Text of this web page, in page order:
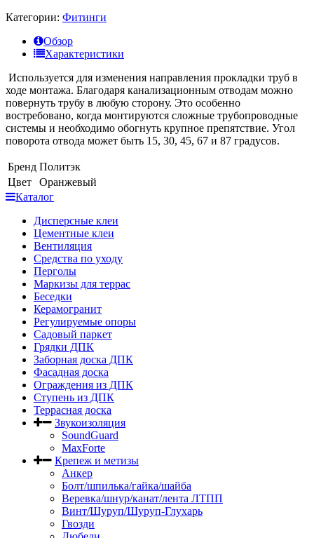
Категории: Фитинги
Обзор
Характеристики
Используется для изменения направления прокладки труб в
ходе монтажа. Благодаря канализационным отводам можно
повернуть трубу в любую сторону. Это особенно
востребовано, когда монтируются сложные трубопроводные
системы и необходимо обогнуть крупное препятствие. Угол
поворота отвода может быть 15, 30, 45, 67 и 87 градусов.
Бренд Политэк
Цвет
Оранжевый
Каталог
Дисперсные клеи
Цементные клеи
Вентиляция
Средства по уходу
Перголы
Маркизы для террас
Беседки
Керамогранит
Регулируемые опоры
Садовый паркет
Грядки ДПК
Заборная доска ДПК
Фасадная доска
Ограждения из ДПК
Ступень из ДПК
Террасная доска
Звукоизоляция
SoundGuard
MaxForte
Крепеж и метизы
Анкер
Болт/шпилька/гайка/шайба
Веревка/шнур/канат/лента ЛТПП
Винт/Шуруп/Шуруп-Глухарь
Гвозди